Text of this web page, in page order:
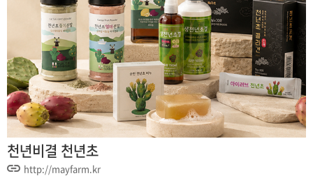
천년비결 천년초
http://mayfarm.kr